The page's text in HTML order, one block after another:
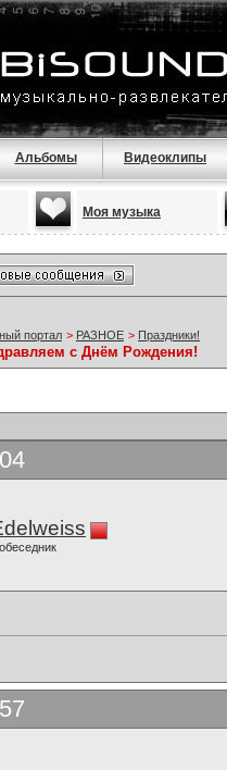
Альбомы Видеоклипы
Моя музыка
портал > РАЗНОЕ > Праздники!
с Днём Рождения!